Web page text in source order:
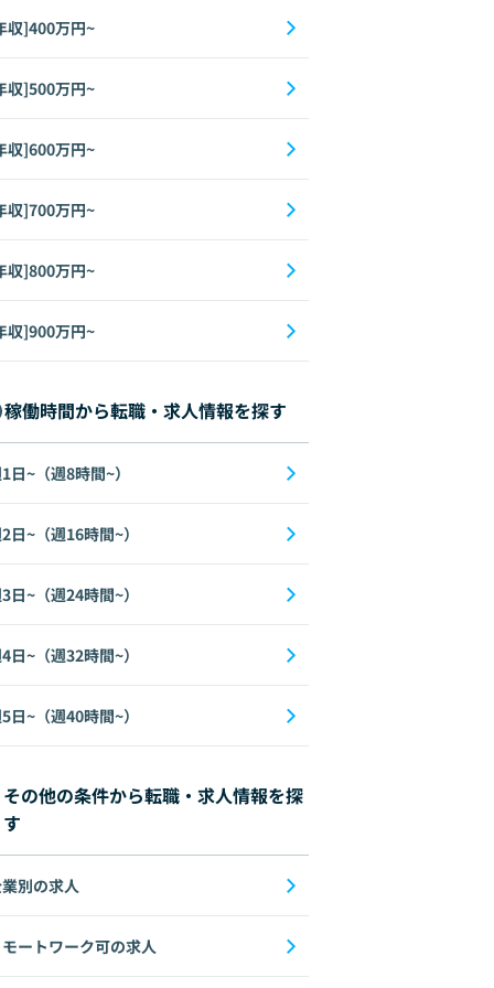
収]400万円~
収]500万円~
収]600万円~
収]700万円~
収]800万円~
収]900万円~
稼働時間から転職・求人情報を探す
日~（週8時間~）
日~（週16時間~）
日~（週24時間~）
日~（週32時間~）
日~（週40時間~）
その他の条件から転職・求人情報を探
す
別の求人
モートワーク可の求人